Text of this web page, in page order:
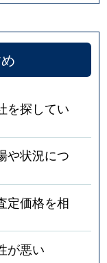
を探してい
や状況につ
定価格を相
が悪い